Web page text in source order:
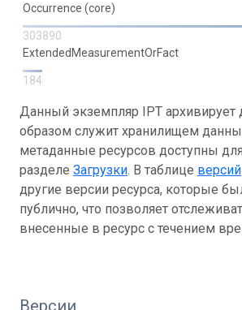
Occurrence (core)
303890
ExtendedMeasurementOrFact
184
Данный экземпляр IPT архивирует
образом служит хранилищем
метаданные ресурсов доступны
разделе Загрузки. В таблице версий
другие версии ресурса, которые
публично, что позволяет
внесенные в ресурс с течением
Версии